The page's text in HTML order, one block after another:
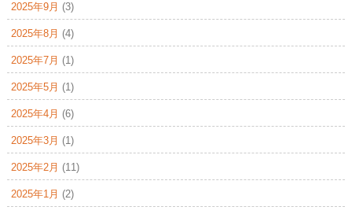
2025年9月 (3)
2025年8月 (4)
2025年7月 (1)
2025年5月 (1)
2025年4月 (6)
2025年3月 (1)
2025年2月 (11)
2025年1月 (2)